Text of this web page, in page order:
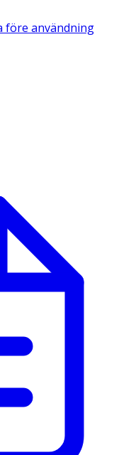
före användning